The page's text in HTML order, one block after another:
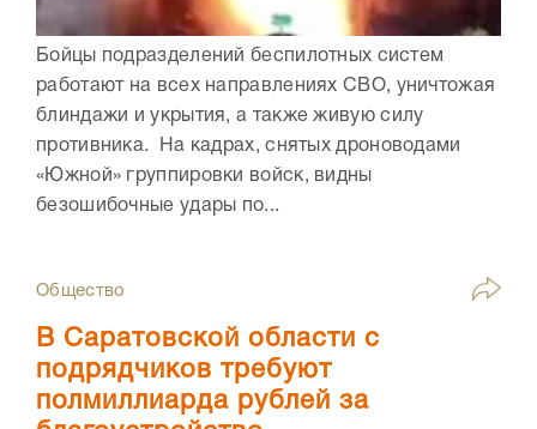
Бойцы подразделений беспилотных систем
работают на всех направлениях СВО, уничтожая
блиндажи и укрытия, а также живую силу
противника. На кадрах, снятых дроноводами
«Южной» группировки войск, видны
безошибочные удары по...
Общество
В Саратовской области с
подрядчиков требуют
полмиллиарда рублей за